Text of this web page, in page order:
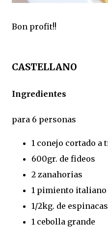
Bon profit!!
CASTELLANO
Ingredientes
para 6 personas
1 conejo cortado a
600gr. de fideos
2 zanahorias
1 pimiento italiano
1/2kg. de
1 cebolla grande